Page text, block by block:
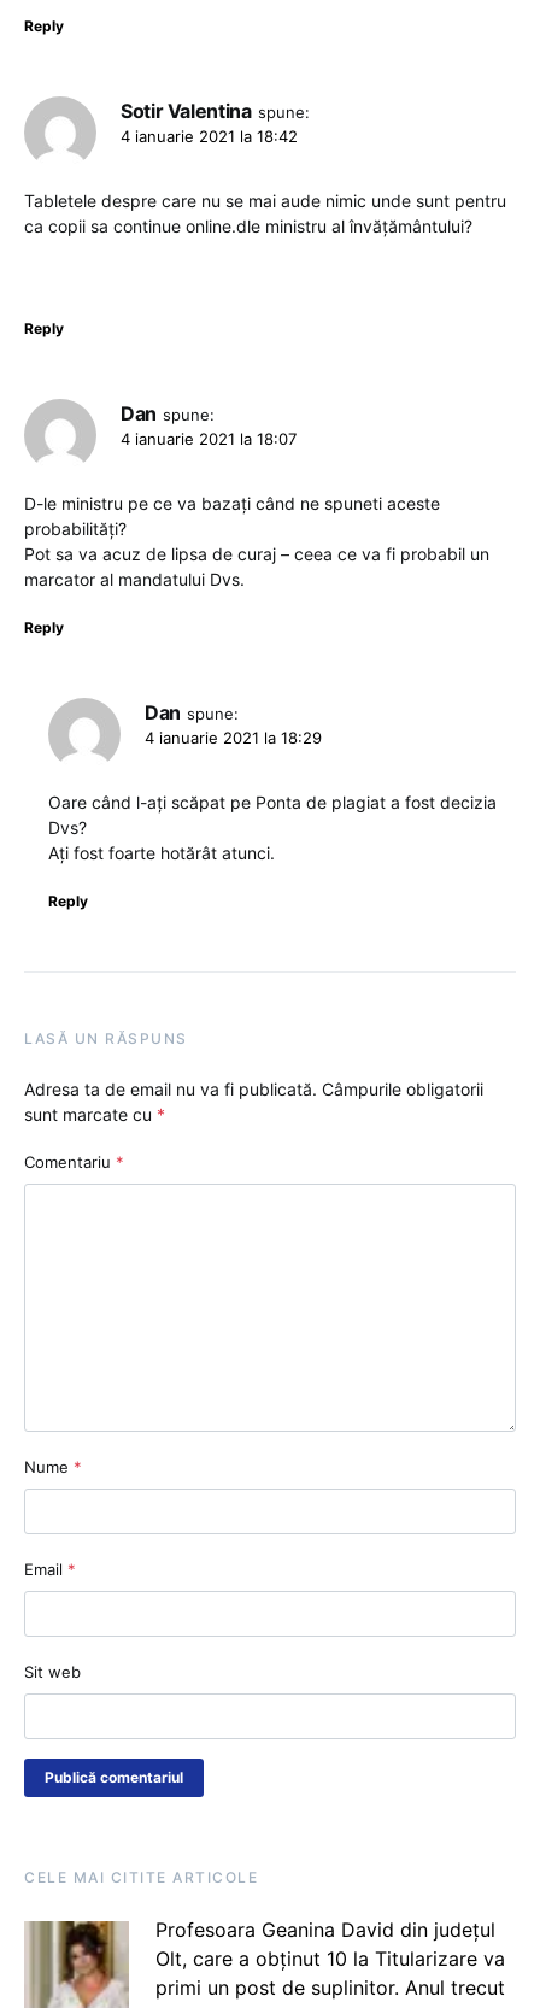
Reply
Sotir Valentina spune:
4 ianuarie 2021 la 18:42
Tabletele despre care nu se mai aude nimic unde sunt pentru
ca copii sa continue online.dle ministru al învățământului?
Reply
Dan spune:
4 ianuarie 2021 la 18:07
D-le ministru pe ce va bazați când ne spuneti aceste
probabilități?
Pot sa va acuz de lipsa de curaj – ceea ce va fi probabil un
marcator al mandatului Dvs.
Reply
Dan spune:
4 ianuarie 2021 la 18:29
Oare când l-ați scăpat pe Ponta de plagiat a fost decizia
Dvs?
Ați fost foarte hotărât atunci.
Reply
LASĂ UN RĂSPUNS
Adresa ta de email nu va fi publicată. Câmpurile obligatorii
sunt marcate cu *
Comentariu *
Nume *
Email *
Sit web
CELE MAI CITITE ARTICOLE
Profesoara Geanina David din județul
Olt, care a obținut 10 la Titularizare va
primi un post de suplinitor. Anul trecut